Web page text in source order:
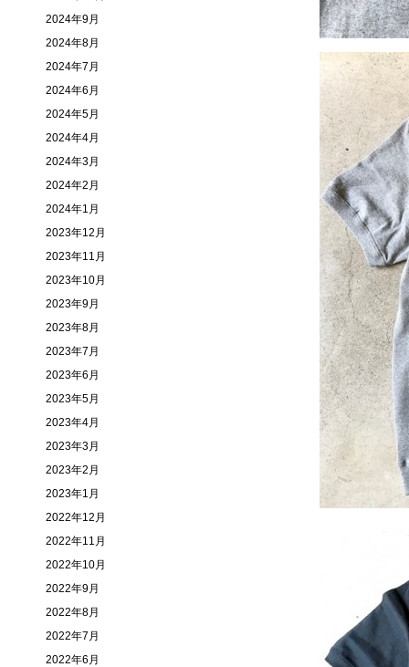
2024年9月
2024年8月
2024年7月
2024年6月
2024年5月
2024年4月
2024年3月
2024年2月
2024年1月
2023年12月
2023年11月
2023年10月
2023年9月
2023年8月
2023年7月
2023年6月
2023年5月
2023年4月
2023年3月
2023年2月
2023年1月
2022年12月
2022年11月
2022年10月
2022年9月
2022年8月
2022年7月
2022年6月